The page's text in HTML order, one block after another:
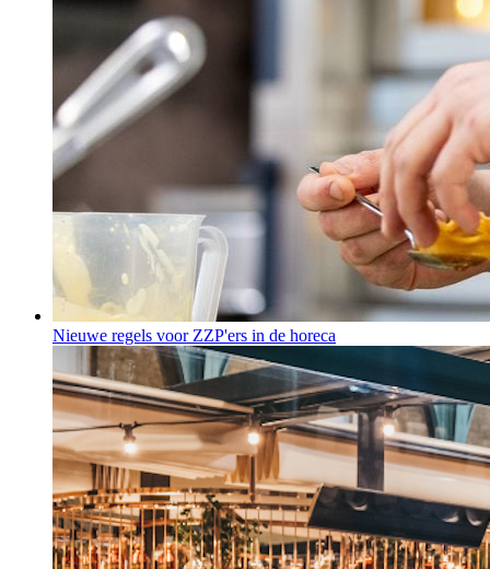
Nieuwe regels voor ZZP'ers in de horeca